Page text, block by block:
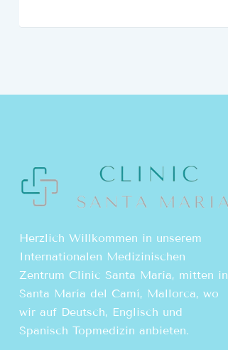
Herzlich Willkommen in unserem
Internationalen Medizinischen
Zentrum Clinic Santa María, mitten in
Santa María del Camí, Mallorca, wo
wir auf Deutsch, Englisch und
Spanisch Topmedizin anbieten.